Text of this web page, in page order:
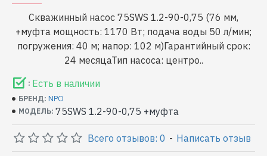
Скважинный насос 75SWS 1.2-90-0,75 (76 мм,
+муфта мощность: 1170 Вт; подача воды 50 л/мин;
погружения: 40 м; напор: 102 м)Гарантийный срок:
24 месяцаТип насоса: центро..
: Есть в наличии
БРЕНД: NPO
МОДЕЛЬ: 75SWS 1.2-90-0,75 +муфта
Всего отзывов: 0 - Написать отзыв